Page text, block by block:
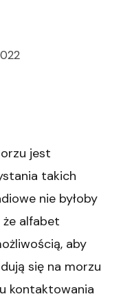
jest
takich
nie byłoby
alfabet
aby
się na morzu
kontaktowania